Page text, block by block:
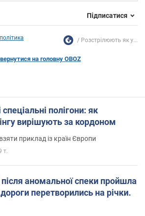
Підписатися
Розстрілюють як у...
на головну OBOZ
полігони: як
вирішують за кордоном
приклад із країн Європи
т.
аномальної спеки пройшла
перетворились на річки.